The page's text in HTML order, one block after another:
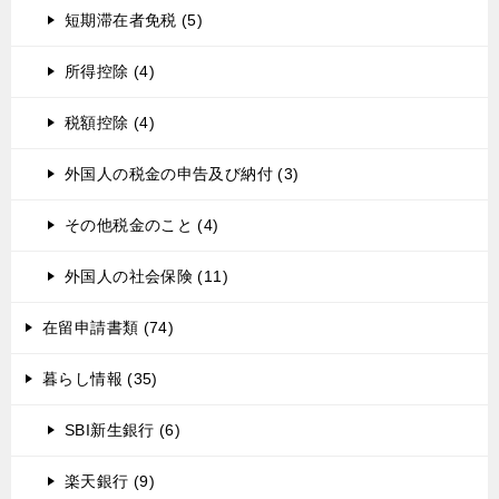
短期滞在者免税 (5)
所得控除 (4)
税額控除 (4)
外国人の税金の申告及び納付 (3)
その他税金のこと (4)
外国人の社会保険 (11)
在留申請書類 (74)
暮らし情報 (35)
SBI新生銀行 (6)
楽天銀行 (9)